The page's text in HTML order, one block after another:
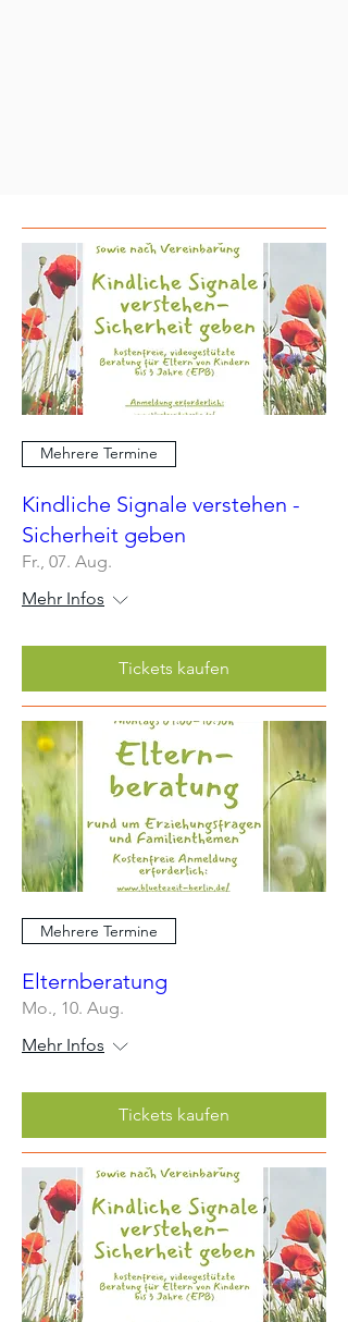
Mehrere Termine
Kindliche Signale verstehen -
Sicherheit geben
Fr., 07. Aug.
Mehr Infos
Tickets kaufen
Mehrere Termine
Elternberatung
Mo., 10. Aug.
Mehr Infos
Tickets kaufen